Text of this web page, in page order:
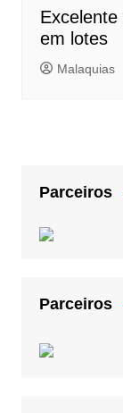
em lotes
Malaquias
Parceiros
Parceiros